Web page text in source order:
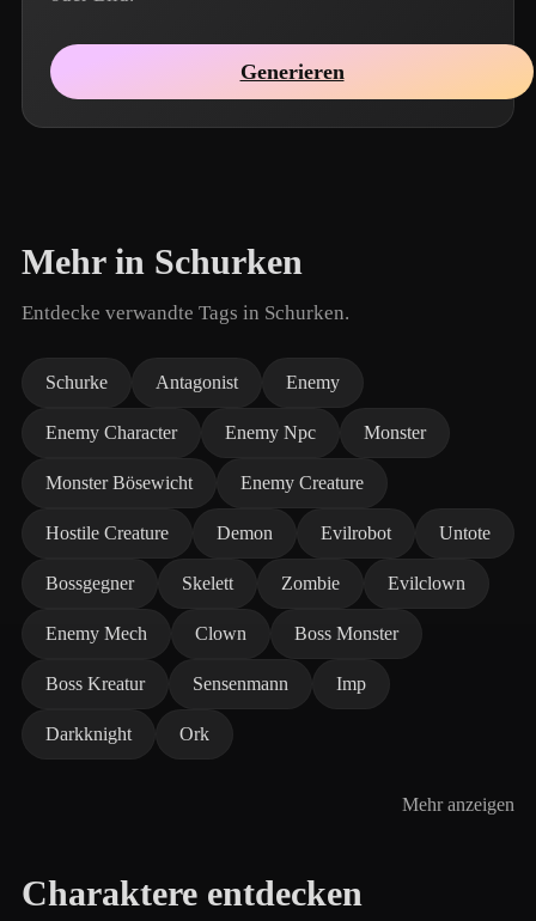
Generieren
Mehr in Schurken
Entdecke verwandte Tags in Schurken.
Schurke Antagonist Enemy
Enemy Character Enemy Npc Monster
Monster Bösewicht Enemy Creature
Hostile Creature Demon Evilrobot Untote
Bossgegner Skelett Zombie Evilclown
Enemy Mech Clown Boss Monster
Boss Kreatur Sensenmann Imp
Darkknight Ork
Mehr anzeigen
Charaktere entdecken